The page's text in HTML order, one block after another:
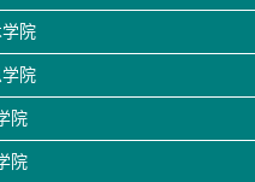
院
院
院
院